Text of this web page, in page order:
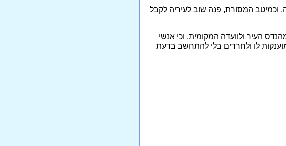
המסורת, פנה שוב לעיריה לקבל
העיר ולוועדה המקומית, וכי אנשי
לו ולחרדים בלי להתחשב בדעת